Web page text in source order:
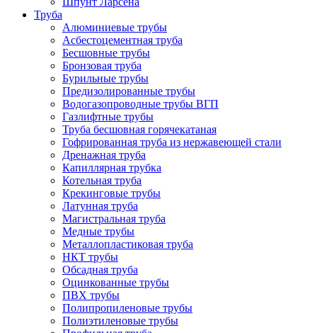
Труба
Алюминиевые трубы
Асбестоцементная труба
Бесшовные трубы
Бронзовая труба
Бурильные трубы
Предизолированные трубы
Водогазопроводные трубы ВГП
Газлифтные трубы
Труба бесшовная горячекатаная
Гофрированная труба из нержавеющей стали
Дренажная труба
Капиллярная трубка
Котельная труба
Крекинговые трубы
Латунная труба
Магистральная труба
Медные трубы
Металлопластиковая труба
НКТ трубы
Обсадная труба
Оцинкованные трубы
ПВХ трубы
Полипропиленовые трубы
Полиэтиленовые трубы